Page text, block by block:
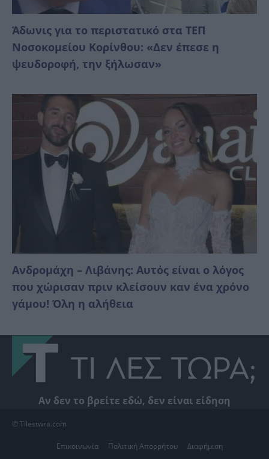
Άδωνις για το περιστατικό στα ΤΕΠ
Νοσοκομείου Κορίνθου: «Δεν έπεσε η
ψευδοροφή, την ξήλωσαν»
Ανδρομάχη – Λιβάνης: Αυτός είναι ο λόγος
που χώρισαν πριν κλείσουν καν ένα χρόνο
γάμου! Όλη η αλήθεια
Αν δεν το βρείτε εδώ, δεν είναι είδηση
© Tilestwra.com
Επικοινωνία Πολιτική Απορρήτου Διαφήμιση